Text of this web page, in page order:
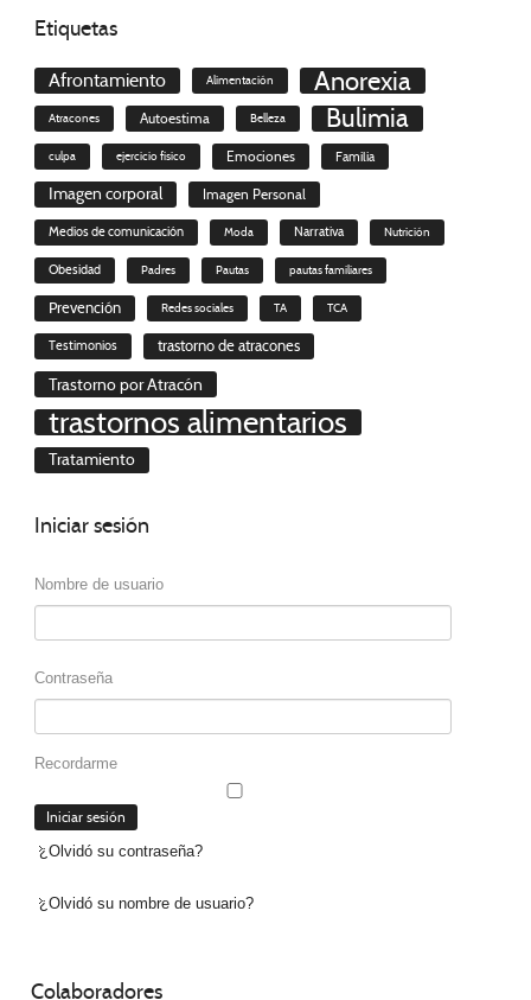
Etiquetas
Afrontamiento Alimentación Anorexia
Atracones Autoestima Belleza Bulimia
culpa ejercicio físico Emociones Familia
Imagen corporal Imagen Personal
Medios de comunicación Moda Narrativa Nutrición
Obesidad Padres Pautas pautas familiares
Prevención Redes sociales TA TCA
Testimonios trastorno de atracones
Trastorno por Atracón
trastornos alimentarios
Tratamiento
Iniciarsesión
Nombre de usuario
Contraseña
Recordarme
¿Olvidó su contraseña?
¿Olvidó su nombre de usuario?
Colaboradores